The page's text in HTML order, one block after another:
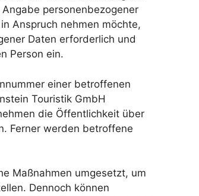
personenbezogener
Anspruch nehmen möchte,
Daten erforderlich und
Person ein.
einer betroffenen
Touristik GmbH
die Öffentlichkeit über
Ferner werden betroffene
Maßnahmen umgesetzt, um
Dennoch können